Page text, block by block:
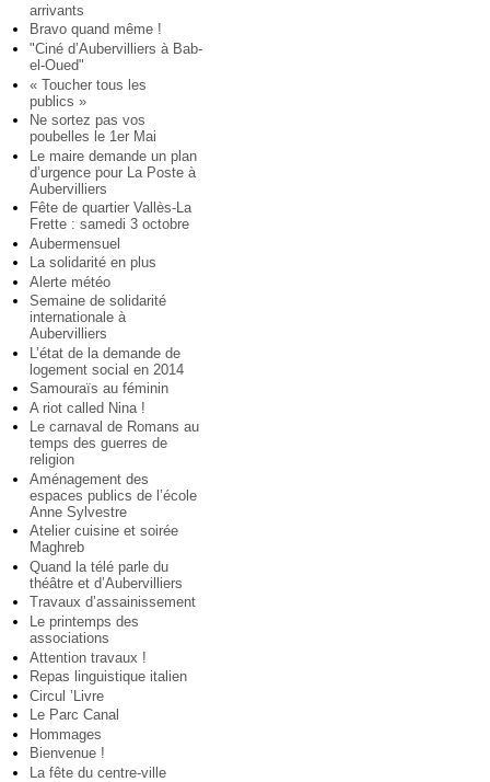
arrivants
Bravo quand même !
"Ciné d’Aubervilliers à Bab-
el-Oued"
« Toucher tous les
publics »
Ne sortez pas vos
poubelles le 1er Mai
Le maire demande un plan
d’urgence pour La Poste à
Aubervilliers
Fête de quartier Vallès-La
Frette : samedi 3 octobre
Aubermensuel
La solidarité en plus
Alerte météo
Semaine de solidarité
internationale à
Aubervilliers
L’état de la demande de
logement social en 2014
Samouraïs au féminin
A riot called Nina !
Le carnaval de Romans au
temps des guerres de
religion
Aménagement des
espaces publics de l’école
Anne Sylvestre
Atelier cuisine et soirée
Maghreb
Quand la télé parle du
théâtre et d’Aubervilliers
Travaux d’assainissement
Le printemps des
associations
Attention travaux !
Repas linguistique italien
Circul ’Livre
Le Parc Canal
Hommages
Bienvenue !
La fête du centre-ville